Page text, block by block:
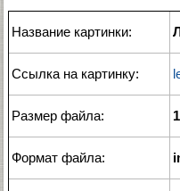
Название картинки:
Ссылка на картинку:
Размер файла:
Формат файла: